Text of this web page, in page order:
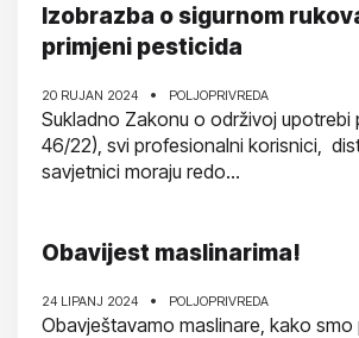
Izobrazba o sigurnom
primjeni pesticida
20 RUJAN 2024 POLJOPRIVREDA
Sukladno Zakonu o održivoj upotrebi
46/22), svi profesionalni korisnici,
savjetnici moraju redo...
Obavijest maslinarima!
24 LIPANJ 2024 POLJOPRIVREDA
Obavještavamo maslinare, kako smo